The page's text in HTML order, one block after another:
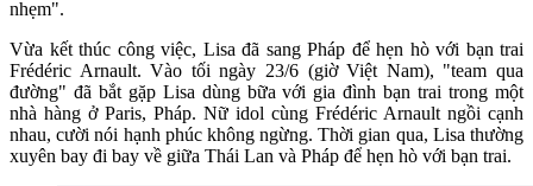
nhẹm".
Vừa kết thúc công việc, Lisa đã sang Pháp để hẹn hò với bạn trai
Frédéric Arnault. Vào tối ngày 23/6 (giờ Việt Nam), "team qua
đường" đã bắt gặp Lisa dùng bữa với gia đình bạn trai trong một
nhà hàng ở Paris, Pháp. Nữ idol cùng Frédéric Arnault ngồi cạnh
nhau, cười nói hạnh phúc không ngừng. Thời gian qua, Lisa thường
xuyên bay đi bay về giữa Thái Lan và Pháp để hẹn hò với bạn trai.